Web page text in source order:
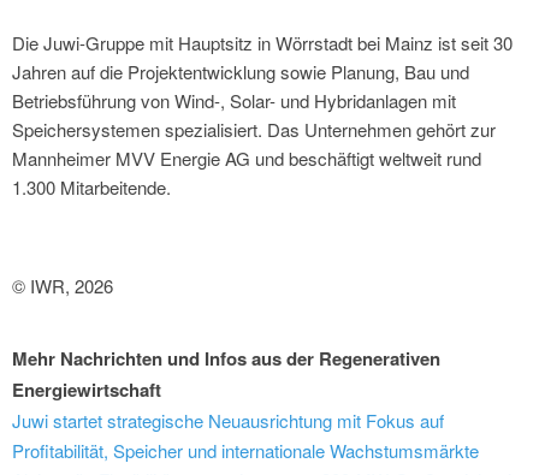
Die Juwi-Gruppe mit Hauptsitz in Wörrstadt bei Mainz ist seit 30
Jahren auf die Projektentwicklung sowie Planung, Bau und
Betriebsführung von Wind-, Solar- und Hybridanlagen mit
Speichersystemen spezialisiert. Das Unternehmen gehört zur
Mannheimer MVV Energie AG und beschäftigt weltweit rund
1.300 Mitarbeitende.
© IWR, 2026
Mehr Nachrichten und Infos aus der Regenerativen
Energiewirtschaft
Juwi startet strategische Neuausrichtung mit Fokus auf
Profitabilität, Speicher und internationale Wachstumsmärkte